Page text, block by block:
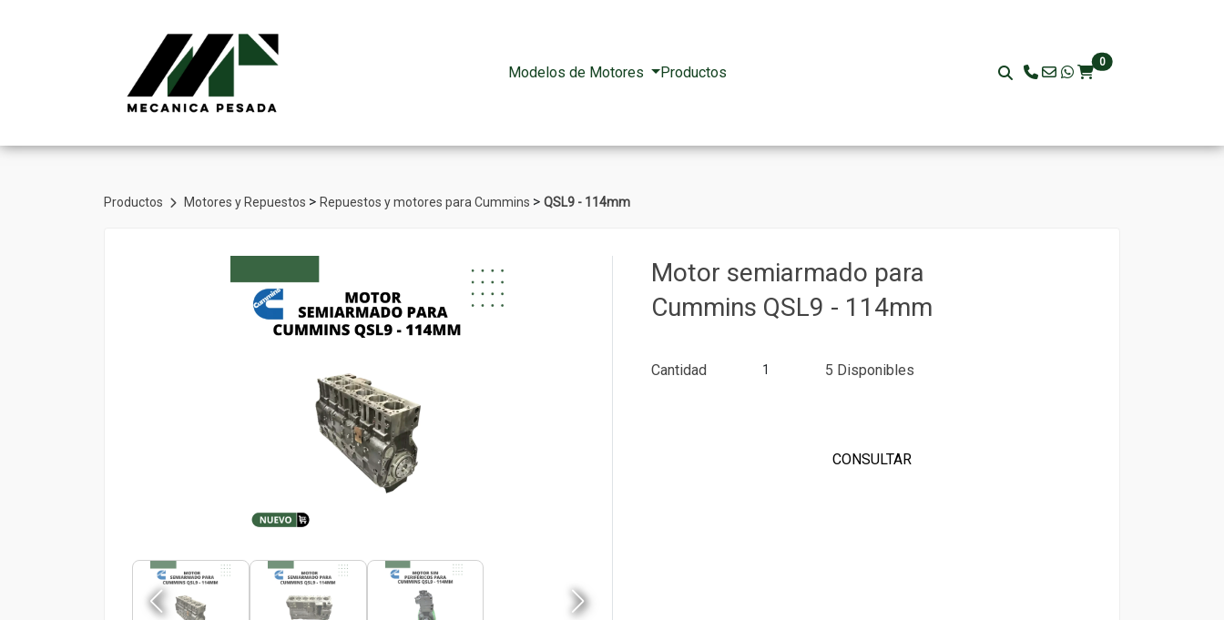
Modelos de Motores Productos
0
Productos Motores y Repuestos > Repuestos y motores para Cummins > QSL9 - 114mm
Motor semiarmado para
Cummins QSL9 - 114mm
Cantidad 5 Disponibles
CONSULTAR